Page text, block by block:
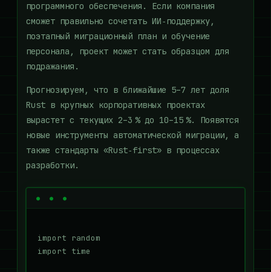
программного обеспечения. Если компания
сможет правильно сочетать ИИ‑поддержку,
поэтапный миграционный план и обучение
персонала, проект может стать образцом для
подражания.
Прогнозируем, что в ближайшие 5–7 лет доля
Rust в крупных корпоративных проектах
вырастет с текущих 2–3 % до 10–15 %. Появятся
новые инструменты автоматической миграции, а
также стандарты «Rust‑first» в процессах
разработки.
import random
import time